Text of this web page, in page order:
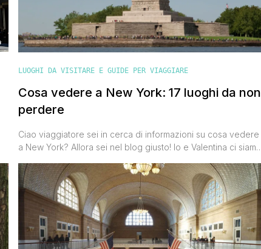
LUOGHI DA VISITARE E GUIDE PER VIAGGIARE
Cosa vedere a New York: 17 luoghi da non
perdere
Ciao viaggiatore sei in cerca di informazioni su cosa vedere
a New York? Allora sei nel blog giusto! Io e Valentina ci siamo
vogliamo suggerirti quelle che secondo noi sono le 10 cose
da vedere a New York, quei luoghi che non puoi
assolutamente perderti in un viaggio [']